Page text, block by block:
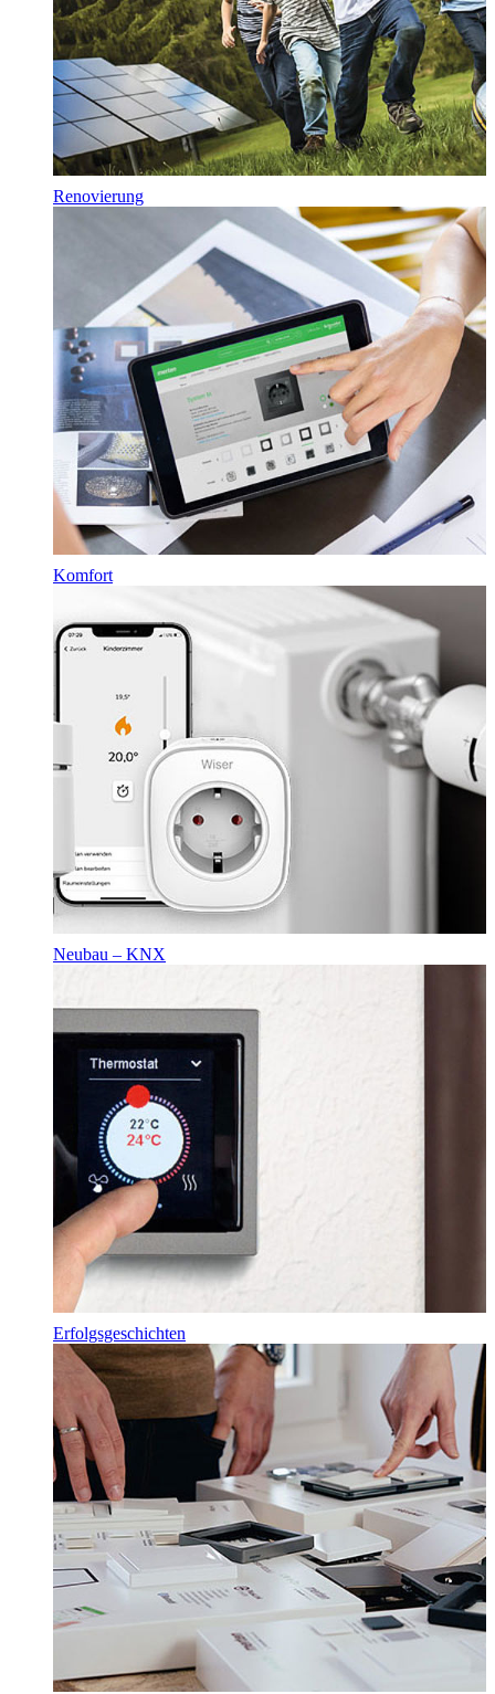
Renovierung
Komfort
Neubau – KNX
Erfolgsgeschichten